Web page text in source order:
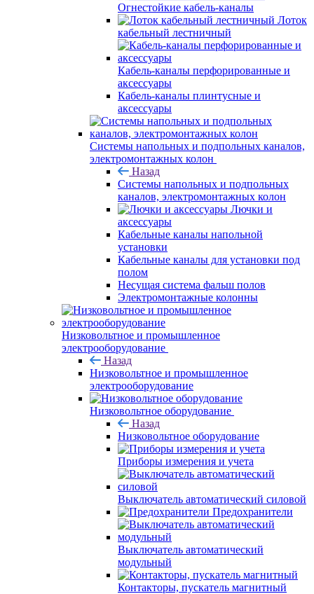
Огнестойкие кабель-каналы
Лоток
кабельный лестничный
Кабель-каналы перфорированные и
аксессуары
Кабель-каналы плинтусные и
аксессуары
Системы напольных и подпольных каналов,
электромонтажных колон
Назад
Системы напольных и подпольных
каналов, электромонтажных колон
Лючки и
аксессуары
Кабельные каналы напольной
установки
Кабельные каналы для установки под
полом
Несущая система фальш полов
Электромонтажные колонны
Низковольтное и промышленное
электрооборудование
Назад
Низковольтное и промышленное
электрооборудование
Низковольтное оборудование
Назад
Низковольтное оборудование
Приборы измерения и учета
Выключатель автоматический силовой
Предохранители
Выключатель автоматический
модульный
Контакторы, пускатель магнитный